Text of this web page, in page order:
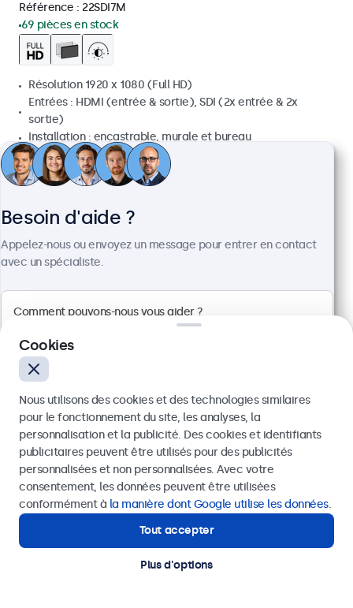
Référence : 22SDI7M
69 pièces en stock
Résolution 1920 x 1080 (Full HD)
Entrées : HDMI (entrée & sortie), SDI (2x entrée & 2x
sortie)
Installation : encastrable, murale et bureau
Dimensions : 511 x 309 x 43 mm
€ 799,00
Voir
Écran 24 Pouces en Métal
Référence :24HD7M
Besoin d'aide ?
Appelez-nous ou envoyez un message pour entrer en contact
avec un spécialiste.
Envoyer
Ou appelez-nous au03 808 1603
Contactez nos spécialistes.
Cookies
Nous utilisons des cookies et des technologies similaires
pour le fonctionnement du site, les analyses, la
personnalisation et la publicité. Des cookies et identifiants
publicitaires peuvent être utilisés pour des publicités
personnalisées et non personnalisées. Avec votre
consentement, les données peuvent être utilisées
conformément à la manière dont Google utilise les données.
Tout accepter
Plus d'options